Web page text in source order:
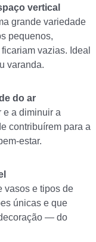
vertical
grande variedade
pequenos,
vazias. Ideal
varanda.
do ar
e a diminuir a
contribuírem para a
estar.
vasos e tipos de
únicas e que
— do